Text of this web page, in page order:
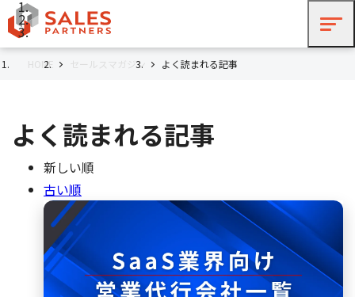
HOME セールスマガジン よく読まれる記事
よく読まれる記事
新しい順
古い順